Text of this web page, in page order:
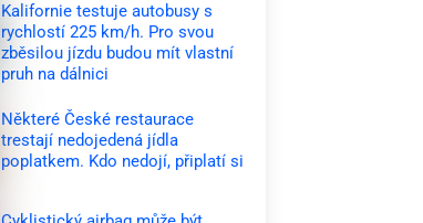
Kalifornie testuje autobusy s
rychlostí 225 km/h. Pro svou
zběsilou jízdu budou mít vlastní
pruh na dálnici
Některé České restaurace
trestají nedojedená jídla
poplatkem. Kdo nedojí, připlatí si